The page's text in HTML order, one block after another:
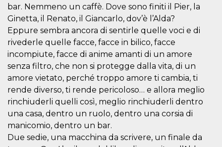
bar. Nemmeno un caffè. Dove sono finiti il Pier, la
Ginetta, il Renato, il Giancarlo, dov’è l’Alda?
Eppure sembra ancora di sentirle quelle voci e di
rivederle quelle facce, facce in bilico, facce
incompiute, facce di anime amanti di un amore
senza filtro, che non si protegge dalla vita, di un
amore vietato, perché troppo amore ti cambia, ti
rende diverso, ti rende pericoloso… e allora meglio
rinchiuderli quelli così, meglio rinchiuderli dentro
una casa, dentro un ruolo, dentro una corsia di
manicomio, dentro un bar.
Due sedie, una macchina da scrivere, un finale da
Script.com
cookie
banner to
work
properly.
Storage declaration
Name
Storage
type
Description
fbssls_314278995690155
Session
storage
wpEmojiSettingsSupports
Session
storage
cn_uc__
Local
storage